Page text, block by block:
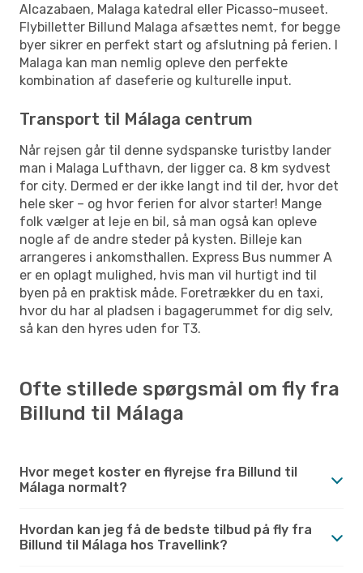
Alcazabaen, Malaga katedral eller Picasso-museet.
Flybilletter Billund Malaga afsættes nemt, for begge
byer sikrer en perfekt start og afslutning på ferien. I
Malaga kan man nemlig opleve den perfekte
kombination af daseferie og kulturelle input.
Transport til Málaga centrum
Når rejsen går til denne sydspanske turistby lander
man i Malaga Lufthavn, der ligger ca. 8 km sydvest
for city. Dermed er der ikke langt ind til der, hvor det
hele sker – og hvor ferien for alvor starter! Mange
folk vælger at leje en bil, så man også kan opleve
nogle af de andre steder på kysten. Billeje kan
arrangeres i ankomsthallen. Express Bus nummer A
er en oplagt mulighed, hvis man vil hurtigt ind til
byen på en praktisk måde. Foretrækker du en taxi,
hvor du har al pladsen i bagagerummet for dig selv,
så kan den hyres uden for T3.
Ofte stillede spørgsmål om fly fra
Billund til Málaga
Hvor meget koster en flyrejse fra Billund til
Málaga normalt?
Hvordan kan jeg få de bedste tilbud på fly fra
Billund til Málaga hos Travellink?